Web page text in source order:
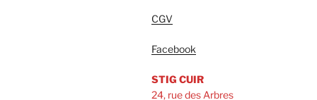
CGV
Facebook
STIG CUIR
24, rue des Arbres